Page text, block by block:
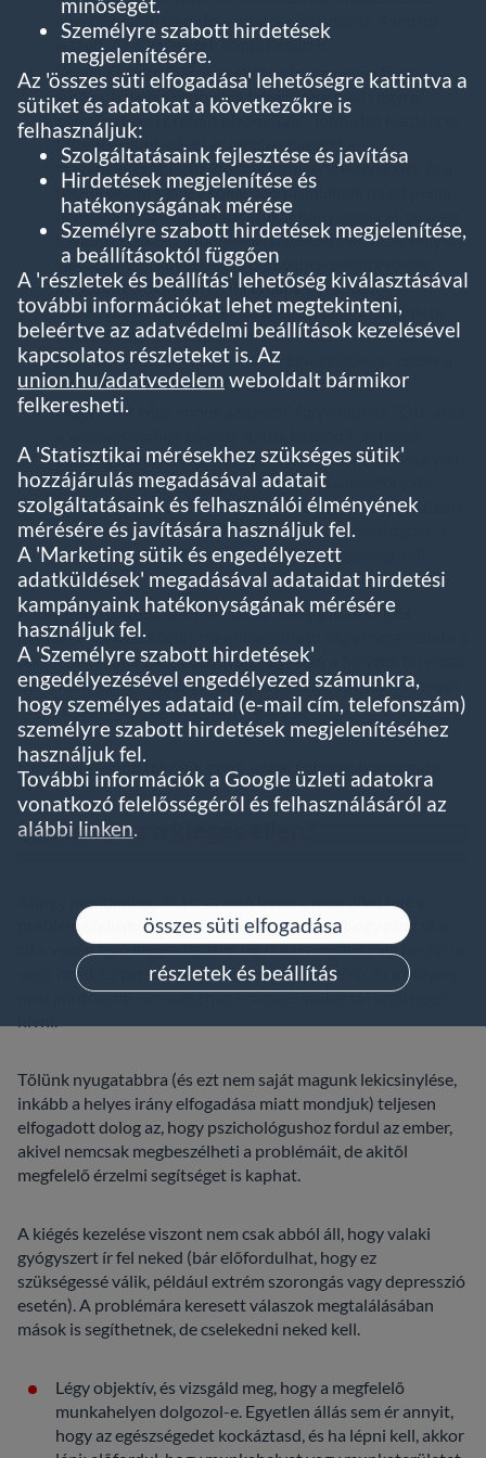
Személyre szabott hirdetések
megjelenítésére.
Az 'összes süti elfogadása' lehetőségre kattintva a
sütiket és adatokat a következőkre is
felhasználjuk:
Szolgáltatásaink fejlesztése és javítása
Hirdetések megjelenítése és
hatékonyságának mérése
Személyre szabott hirdetések megjelenítése,
a beállításoktól függően
A 'részletek és beállítás' lehetőség kiválasztásával
további információkat lehet megtekinteni,
beleértve az adatvédelmi beállítások kezelésével
kapcsolatos részleteket is. Az
union.hu/adatvedelem weboldalt bármikor
felkeresheti.
A 'Statisztikai mérésekhez szükséges sütik'
hozzájárulás megadásával adatait
szolgáltatásaink és felhasználói élményének
mérésére és javítására használjuk fel.
A 'Marketing sütik és engedélyezett
adatküldések' megadásával adataidat hirdetési
kampányaink hatékonyságának mérésére
használjuk fel.
A 'Személyre szabott hirdetések'
engedélyezésével engedélyezed számunkra,
hogy személyes adataid (e-mail cím, telefonszám)
személyre szabott hirdetések megjelenítéséhez
használjuk fel.
További információk a Google üzleti adatokra
vonatkozó felelősségéről és felhasználásáról az
alábbi linken.
összes süti elfogadása
részletek és beállítás
egyetlen rutinszerű folyamattá sűrűsödött. A motor
lassult. Az alkatrészek kopni kezdtek.
Éppen ezért hamarosan eljött a frusztrációs fázis,
amikor István a probléma felfedezése miatt egyre
görcsösebben próbált bizonyítani. Több időt kezdett el
tölteni a munkájával és megfeledkezett a
magánéletéről. Ez az időszak az ingerlékenységről és a
feszültségről szólt, a sokasodó problémák miatt pedig
nemcsak a családot és barátokat hanyagolta el, de még
tovább csökkent a munkahelyi teljesítménye. A vágyott
változás nem következett be, közben pedig teljesen
megszűnt a munkán kívüli eredmények iránti
érdeklődése. Gyakran kínozta sírásroham, hangulata
változékony volt, cinikus lett és rosszindulatú, és a
gyengült munkabírása. Undort és a gyűlöletet érzett a
munkája, a felettesei (sőt, gyakran az élete) iránt.
Hogy hol a vége ennek az ijesztő folyamatnak? Ott, ahol
üresség miatt István élete és munkája sematikussá vált,
és sokszor el is hanyagolta azokat. A kudarctól való
félelem miatt nem vállalt plusz munkákat és nem tűzött
ki új célokat maga elé. A motor csörgött-csattogott, a
végét járta. Előrehaladni vele már képtelenség volt…
A folyamatról azért is fontos tudni, mert a második és
negyedik szakasz között még lelassítható vagy megállítható a
probléma. Akkor még viszonylag egyszerű a helyzet, ha vissza
tudjuk állítani a munka és a magánélet egészséges viszonyát;
ekkor egyensúlyi állapot hozható létre.
De minél később teszünk ezért, annál nehezebb a dolgunk.
Mit tehetsz a kiégés ellen?
Ahogy mondani szokták: az első lépés a megoldás felé a
probléma felismerése, ezért erősen ajánljuk, hogy nézz rá a
cikk végén lévő kiégés tesztre, mert az remélhetőleg neked is
segít majd. Ez persze csupán egy online felmérő, és a helyzet
még pontosabb elemzéséhez érdemes szakértői segítséget
Tőlünk nyugatabbra (és ezt nem saját magunk lekicsinylése,
inkább a helyes irány elfogadása miatt mondjuk) teljesen
elfogadott dolog az, hogy pszichológushoz fordul az ember,
akivel nemcsak megbeszélheti a problémáit, de akitől
megfelelő érzelmi segítséget is kaphat.
A kiégés kezelése viszont nem csak abból áll, hogy valaki
gyógyszert ír fel neked (bár előfordulhat, hogy ez
szükségessé válik, például extrém szorongás vagy depresszió
esetén). A problémára keresett válaszok megtalálásában
mások is segíthetnek, de cselekedni neked kell.
Légy objektív, és vizsgáld meg, hogy a megfelelő
munkahelyen dolgozol-e. Egyetlen állás sem ér annyit,
hogy az egészségedet kockáztasd, és ha lépni kell, akkor